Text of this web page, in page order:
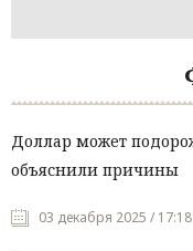
Доллар может
объяснили причины
03 декабря 2025 / 17:18